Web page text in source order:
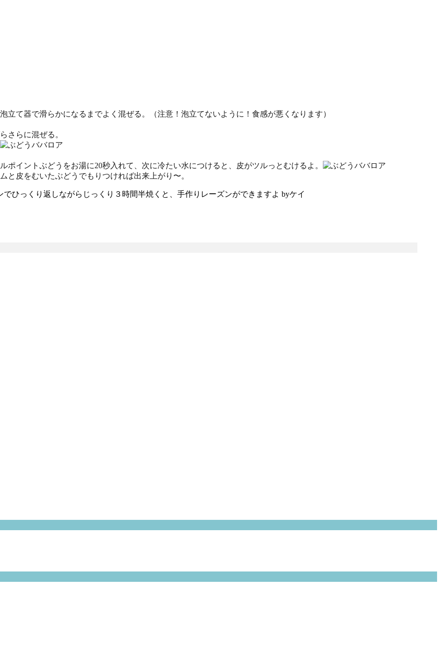
て器で滑らかになるまでよく混ぜる。（注意！泡立てないように！食感が悪くなります）
さらに混ぜる。
ポイント ぶどうをお湯に20秒入れて、次に冷たい水につけると、皮がツルっとむけるよ。
皮をむいたぶどうでもりつければ出来上がり〜。
ひっくり返しながらじっくり３時間半焼くと、手作りレーズンができますよ byケイ